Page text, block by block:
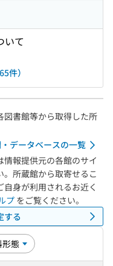
いて
件）
図書館等から取得した所
データベースの一覧
報提供元の各館のサイ
。所蔵館から取寄せるこ
身が利用されるお近く
プ をご覧ください。
する